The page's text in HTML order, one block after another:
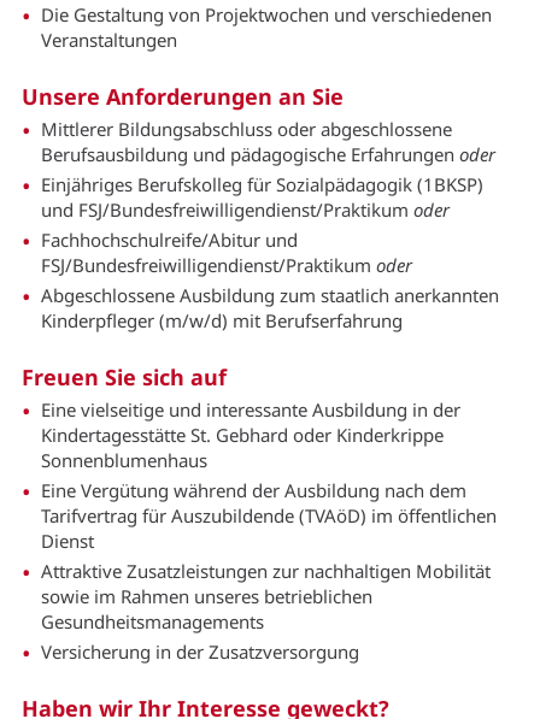
Die Gestaltung von Projektwochen und verschiedenen
Veranstaltungen
Unsere Anforderungen an Sie
Mittlerer Bildungsabschluss oder abgeschlossene
Berufsausbildung und pädagogische Erfahrungen oder
Einjähriges Berufskolleg für Sozialpädagogik (1BKSP)
und FSJ/Bundesfreiwilligendienst/Praktikum oder
Fachhochschulreife/Abitur und
FSJ/Bundesfreiwilligendienst/Praktikum oder
Abgeschlossene Ausbildung zum staatlich anerkannten
Kinderpfleger (m/w/d) mit Berufserfahrung
Freuen Sie sich auf
Eine vielseitige und interessante Ausbildung in der
Kindertagesstätte St. Gebhard oder Kinderkrippe
Sonnenblumenhaus
Eine Vergütung während der Ausbildung nach dem
Tarifvertrag für Auszubildende (TVAöD) im öffentlichen
Dienst
Attraktive Zusatzleistungen zur nachhaltigen Mobilität
sowie im Rahmen unseres betrieblichen
Gesundheitsmanagements
Versicherung in der Zusatzversorgung
Haben wir Ihr Interesse geweckt?